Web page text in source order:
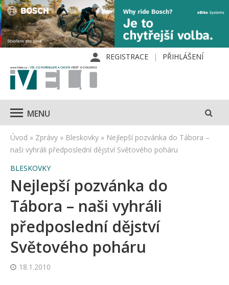
REGISTRACE PŘIHLÁŠENÍ
MENU
Úvod » Zprávy » Bleskovky » Nejlepší pozvánka do Tábora –
naši vyhráli předposlední dějství Světového poháru
BLESKOVKY
Nejlepší pozvánka do
Tábora – naši vyhráli
předposlední dějství
Světového poháru
18.1.2010